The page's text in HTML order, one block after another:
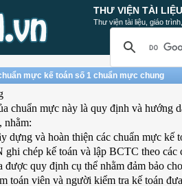
THƯ VIỆN TÀI
Thư viện tài liệu, giáo
mực kế toán số 1 chuẩn mực chung
chuẩn mực này là quy định và hướng
nhằm:
dựng và hoàn thiện các chuẩn mực kế
chép kế toán và lập BCTC theo các
được quy định cụ thể nhằm đảm bảo
toán viên và người kiểm tra kế toán